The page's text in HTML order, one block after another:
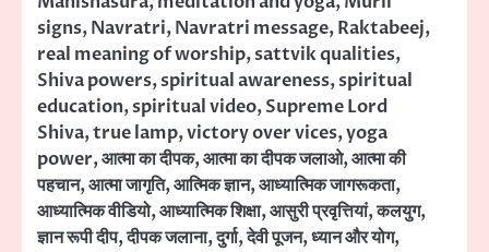
signs,Navratri,Navratri message,Raktabeej,
real meaning of worship,sattvik qualities,
Shiva powers,spiritual awareness,spiritual
education,spiritual video,Supreme Lord
Shiva,true lamp,victory over vices,yoga
power,आत्मा का दीपक,आत्मा का दीपक जलाओ,आत्मा की
पहचान,आत्मा जागृति,आत्मिक ज्ञान,आध्यात्मिक जागरूकता,
आध्यात्मिक वीडियो,आध्यात्मिक शिक्षा,आसुरी प्रवृत्तियां,कलयुग,
ज्ञान रूपी दीप,दीपक जलाना,दुर्गा,देवी पूजन,ध्यान और योग,